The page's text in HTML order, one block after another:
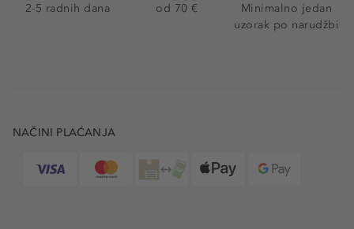
2-5 radnih dana
od 70 €
Minimalno jedan
uzorak po narudžbi
NAČINI PLAĆANJA